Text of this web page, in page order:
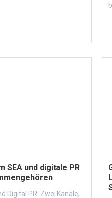
SEA und digitale PR
Digital PR: Zwei Kanäle,